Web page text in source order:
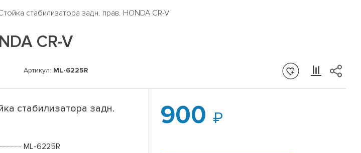
стабилизатора задн. прав. HONDA CR-V
CR-V
Артикул: ML-6225R
стабилизатора задн.
ML-6225R
900